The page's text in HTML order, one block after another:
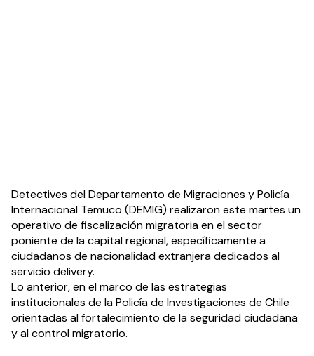
Detectives del Departamento de Migraciones y Policía
Internacional Temuco (DEMIG) realizaron este martes un
operativo de fiscalización migratoria en el sector
poniente de la capital regional, específicamente a
ciudadanos de nacionalidad extranjera dedicados al
servicio delivery.
Lo anterior, en el marco de las estrategias
institucionales de la Policía de Investigaciones de Chile
orientadas al fortalecimiento de la seguridad ciudadana
y al control migratorio.